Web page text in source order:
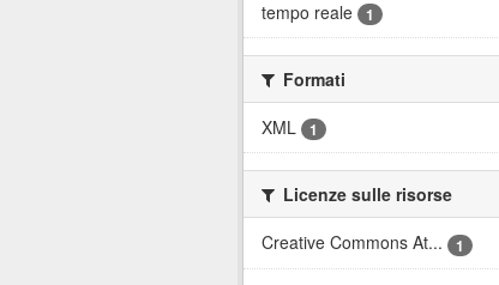
tempo reale 1
Formati
XML
1
Licenze sulle risorse
Creative Commons At...
1